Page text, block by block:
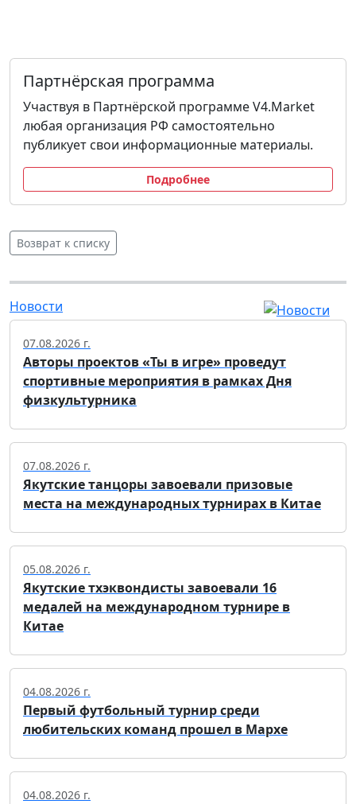
Партнёрская программа
Участвуя в Партнёрской программе V4.Market
любая организация РФ самостоятельно
публикует свои информационные материалы.
Подробнее
Возврат к списку
Новости
07.08.2026 г.
Авторы проектов «Ты в игре» проведут
спортивные мероприятия в рамках Дня
физкультурника
07.08.2026 г.
Якутские танцоры завоевали призовые
места на международных турнирах в Китае
05.08.2026 г.
Якутские тхэквондисты завоевали 16
медалей на международном турнире в
Китае
04.08.2026 г.
Первый футбольный турнир среди
любительских команд прошел в Мархе
04.08.2026 г.